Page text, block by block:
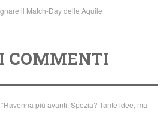
il Match-Day delle Aquile
COMMENTI
più avanti. Spezia? Tante idee, ma